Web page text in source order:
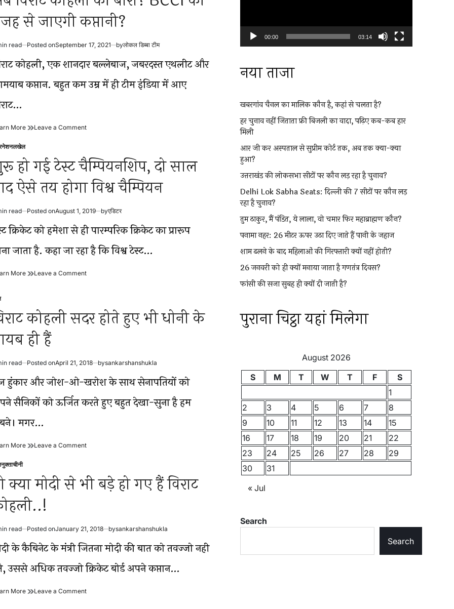
से जाएगी कप्तानी?
read Posted onSeptember 17, 2021 byलोकल डिब्बा टीम
कोहली, एक शानदार बल्लेबाज, जबरदस्त एथलीट और
कप्तान. बहुत कम उम्र में ही टीम इंडिया में आए
More अब
बारी?
BCCI
की
वजह
जाएगी
Leave a Commenton
की
बारी?
BCCI
से
कप्तानी?
खेल
हो गई टेस्ट चैम्पियनशिप, दो साल
ऐसे तय होगा विश्व चैम्पियन
read Posted onAugust 1, 2019 byएडिटर
क्रिकेट को हमेशा से ही पारम्परिक क्रिकेट का प्रारूप
जाता है. कहा जा रहा है कि विश्व टेस्ट…
More शुरू
चैम्पियनशिप,
दो
बाद
ऐसे
होगा
चैम्पियन
Leave a Commenton
चैम्पियनशिप,
दो
तय
विश्व
कोहली सदर होते हुए भी धोनी के
ही हैं
read Posted onApril 21, 2018 bysankarshanshukla
हुंकार और जोश-ओ-खरोश के साथ सेनापतियों को
सैनिकों को ऊर्जित करते हुए बहुत देखा-सुना है हम
मगर…
More विराट
हुए
भी
धोनी
के
ही
Leave a Commenton
होते
हुए
नायब
हैं
नुक्ताचीनी
क्या मोदी से भी बड़े हो गए हैं विराट
read Posted onJanuary 21, 2018 bysankarshanshukla
के कैबिनेट के मंत्री जितना मोदी की बात को तवज्जो नही
उससे अधिक तवज्जो क्रिकेट बोर्ड अपने कप्तान…
More तो Leave a Commenton
00:00 03:14
नया ताजा
खबरगांव चैनल का मालिक कौन है, कहां से चलता है?
हर चुनाव नहीं जिताता फ्री बिजली का वादा, पढ़िए कब-कब हार
मिली
आर जी कर अस्पताल से सुप्रीम कोर्ट तक, अब तक क्या-क्या
हुआ?
उत्तराखंड की लोकसभा सीटों पर कौन लड़ रहा है चुनाव?
Delhi Lok Sabha Seats: दिल्ली की 7 सीटों पर कौन लड़
रहा है चुनाव?
तुम ठाकुर, मैं पंडित, ये लाला, वो चमार फिर महाब्राह्मण कौन?
पनामा नहर: 26 मीटर ऊपर उठा दिए जाते हैं पानी के जहाज
शाम ढलने के बाद महिलाओं की गिरफ्तारी क्यों नहीं होती?
26 जनवरी को ही क्यों मनाया जाता है गणतंत्र दिवस?
फांसी की सजा सुबह ही क्यों दी जाती है?
पुराना चिट्ठा यहां मिलेगा
August 2026
S
M T W T F
S
1
2
3 4 5 6 7
8
9
10 11 12 13 14
15
16
17 18 19 20 21
22
23
24 25 26 27 28
29
30
31
« Jul
Search
Search